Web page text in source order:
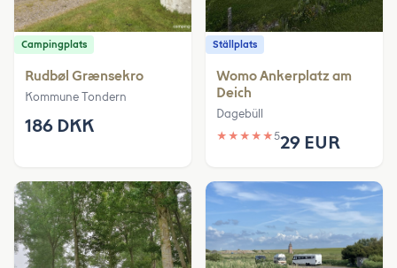
Campingplats
Rudbøl Grænsekro
Kommune Tondern
186 DKK
Ställplats
Womo Ankerplatz am
Deich
Dagebüll
★ ★ ★ ★ ★529 EUR